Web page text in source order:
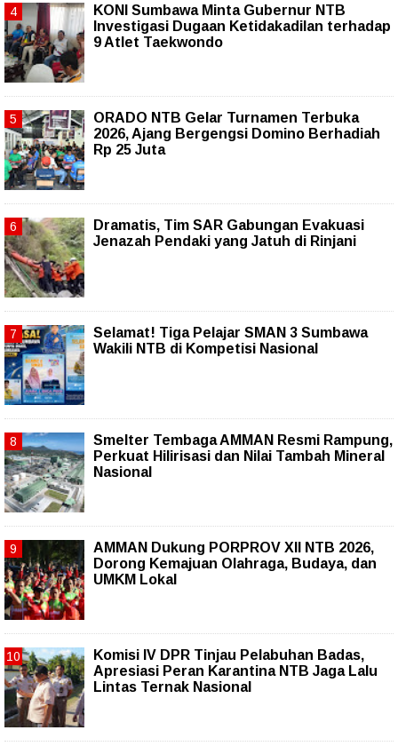
KONI Sumbawa Minta Gubernur NTB
Investigasi Dugaan Ketidakadilan terhadap
9 Atlet Taekwondo
ORADO NTB Gelar Turnamen Terbuka
2026, Ajang Bergengsi Domino Berhadiah
Rp 25 Juta
Dramatis, Tim SAR Gabungan Evakuasi
Jenazah Pendaki yang Jatuh di Rinjani
Selamat! Tiga Pelajar SMAN 3 Sumbawa
Wakili NTB di Kompetisi Nasional
Smelter Tembaga AMMAN Resmi Rampung,
Perkuat Hilirisasi dan Nilai Tambah Mineral
Nasional
AMMAN Dukung PORPROV XII NTB 2026,
Dorong Kemajuan Olahraga, Budaya, dan
UMKM Lokal
Komisi IV DPR Tinjau Pelabuhan Badas,
Apresiasi Peran Karantina NTB Jaga Lalu
Lintas Ternak Nasional